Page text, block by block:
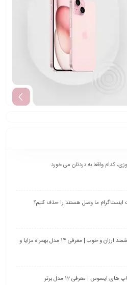
کدام واقعا به دردتان می خورد
اینستاگرام ما وصل هستند را حذف کنیم؟
ایسوس | معرفی 12 مدل برتر
بررسی لپ‌تاپ ایسوس Zenbook 14 OLED: رقیب سرسخت مک‌بوک ایر
بهترین لپ تاپ های اپل
لنوو | معرفی 9 مدل برتر